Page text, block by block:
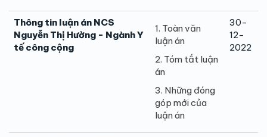
Thông tin luận án NCS
Nguyễn Thị Hường - Ngành Y
tế công cộng
1. Toàn văn
luận án
2. Tóm tắt luận
án
3. Những đóng
góp mới của
luận án
30-
12-
2022